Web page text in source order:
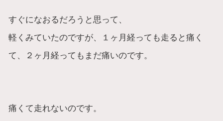
すぐになおるだろうと思って、
軽くみていたのですが、１ヶ月経っても走ると痛く
て、２ヶ月経ってもまだ痛いのです。
痛くて走れないのです。